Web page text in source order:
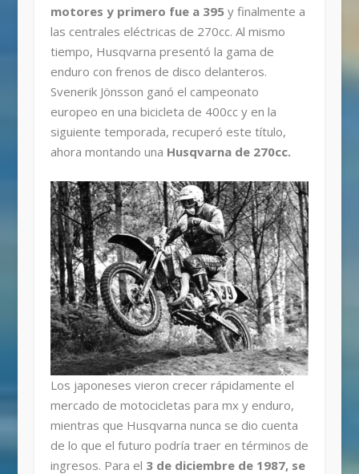
motores y primero fue a 395y finalmente a
las centrales eléctricas de 270cc. Al mismo
tiempo, Husqvarna presentó la gama de
enduro con frenos de disco delanteros.
Svenerik Jönsson ganó el campeonato
europeo en una bicicleta de 400cc y en la
siguiente temporada, recuperó este título,
ahora montando una Husqvarna de 270cc.
Los japoneses vieron crecer rápidamente el
mercado de motocicletas para mx y enduro,
mientras que Husqvarna nunca se dio cuenta
de lo que el futuro podría traer en términos de
ingresos. Para el 3 de diciembre de 1987, se